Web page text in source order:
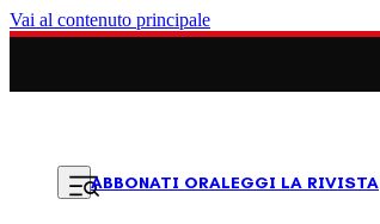
Vai al contenuto principale
ABBONATI ORALEGGI LA RIVISTA